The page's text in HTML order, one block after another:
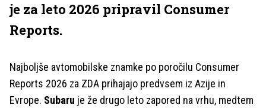
je za leto 2026 pripravil Consumer
Reports.
Najboljše avtomobilske znamke po poročilu Consumer
Reports 2026 za ZDA prihajajo predvsem iz Azije in
Evrope. Subaru je že drugo leto zapored na vrhu, medtem